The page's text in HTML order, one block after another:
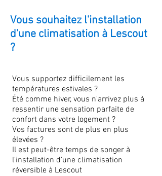
Vous souhaitez l'installation
d'une climatisation à Lescout
?
Vous supportez difficilement les
températures estivales ?
Été comme hiver, vous n'arrivez plus à
ressentir une sensation parfaite de
confort dans votre logement ?
Vos factures sont de plus en plus
élevées ?
Il est peut-être temps de songer à
l'installation d'une climatisation
réversible à Lescout